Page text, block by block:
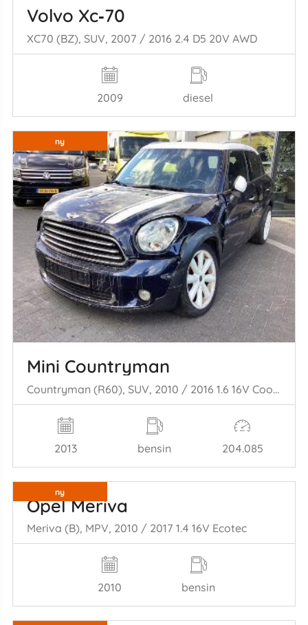
Volvo Xc‑70
XC70 (BZ), SUV, 2007 / 2016 2.4 D5 20V AWD
2009 diesel
ny
Mini Countryman
Countryman (R60), SUV, 2010 / 2016 1.6 16V Cooper
2013 bensin 204.085
ny
Opel Meriva
Meriva (B), MPV, 2010 / 2017 1.4 16V Ecotec
2010 bensin